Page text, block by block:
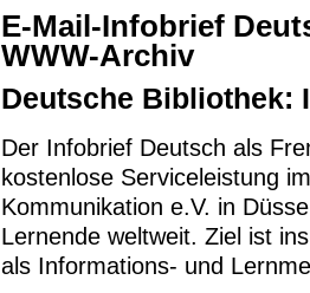
E-Mail-Infobrief
WWW-Archiv
Deutsche Bibliothek:
Der Infobrief Deutsch als
kostenlose Serviceleistung
Kommunikation e.V. in
Lernende weltweit. Ziel ist
als Informations- und